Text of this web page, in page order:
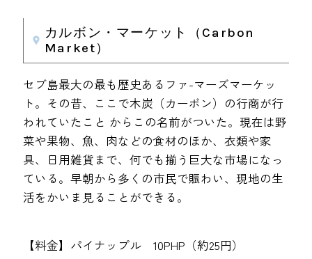
カルボン・マーケット（Carbon
Market）
セブ島最大の最も歴史あるファ-マーズマーケッ
ト。その昔、ここで木炭（カーボン）の行商が行
われていたこと からこの名前がついた。現在は野
菜や果物、魚、肉などの食材のほか、衣類や家
具、日用雑貨まで、何でも揃う巨大な市場になっ
ている。早朝から多くの市民で賑わい、現地の生
活をかいま見ることができる。
【料金】パイナップル 10PHP（約25円）